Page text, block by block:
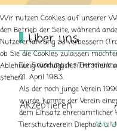
Über uns
Die Gründung des
01. April 1983.
Als der noch junge Verein
wurde, konnte der Verein
dem Einsatz ehrenamtlicher
Tierschutzverein Diepholz u.
Wir nutzen Cookies auf unserer
den Betrieb der Seite, während
Nutzererfahrung zu verbessern
ob Sie die Cookies zulassen
Ablehnung womöglich nicht mehr
stehen.
Akzeptieren